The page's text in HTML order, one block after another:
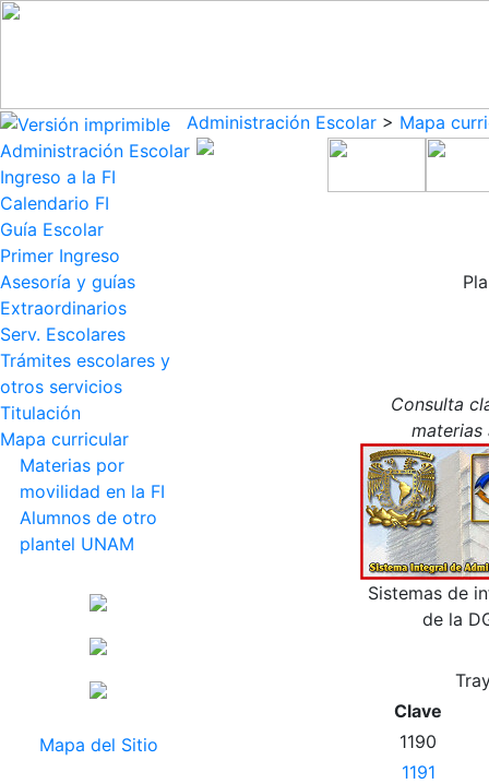
Administración Escolar > Mapa
Administración Escolar
Ingreso a la FI
Calendario FI
Guía Escolar
Primer Ingreso
Asesoría y guías
Extraordinarios
Serv. Escolares
Trámites escolares y
otros servicios
Titulación
Mapa curricular
Materias por
movilidad en la FI
Alumnos de otro
plantel UNAM
Mapa del Sitio
Consulta
materias
Sistemas de
de la
Clave
1190
1191